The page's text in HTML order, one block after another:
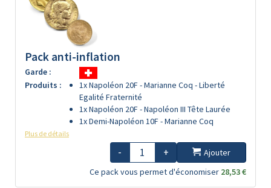
Pack anti-inflation
Garde :
Produits :
1x Napoléon 20F - Marianne Coq - Liberté
Egalité Fraternité
1x Napoléon 20F - Napoléon III Tête Laurée
1x Demi-Napoléon 10F - Marianne Coq
Plus de détails
- +
Ajouter
Ce pack vous permet d'économiser 28,53 €